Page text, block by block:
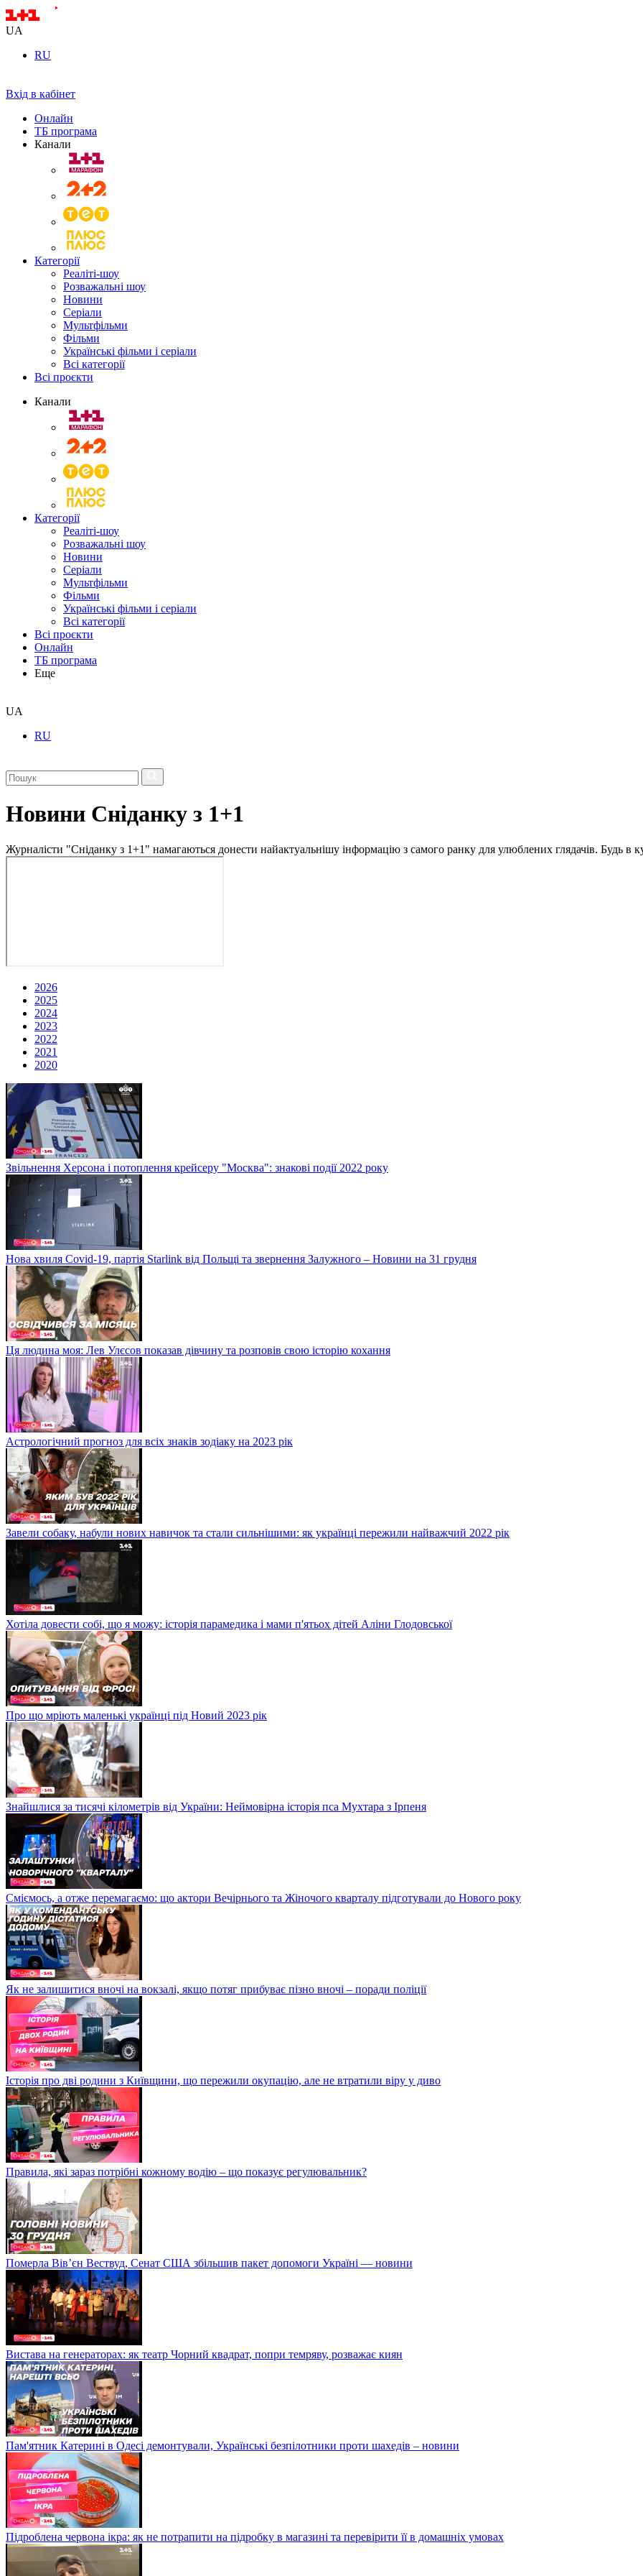
UA
RU
Вхід в кабінет
Онлайн
ТБ програма
Канали
Категорії
Реаліті-шоу
Розважальні шоу
Новини
Серіали
Мультфільми
Фільми
Українські фільми і серіали
Всі категорії
Всі проєкти
Канали
Категорії
Реаліті-шоу
Розважальні шоу
Новини
Серіали
Мультфільми
Фільми
Українські фільми і серіали
Всі категорії
Всі проєкти
Онлайн
ТБ програма
Еще
UA
RU
Новини Сніданку з 1+1
Журналісти "Сніданку з 1+1" намагаються донести найактуальнішу інформацію з самого ранку для улюблених глядачів. Будь в
2026
2025
2024
2023
2022
2021
2020
Звільнення Херсона і потоплення крейсеру "Москва": знакові події 2022 року
Нова хвиля Covid-19, партія Starlink від Польщі та звернення Залужного – Новини на 31 грудня
Ця людина моя: Лев Улєсов показав дівчину та розповів свою історію кохання
Астрологічний прогноз для всіх знаків зодіаку на 2023 рік
Завели собаку, набули нових навичок та стали сильнішими: як українці пережили найважчий 2022 рік
Хотіла довести собі, що я можу: історія парамедика і мами п'ятьох дітей Аліни Глодовської
Про що мріють маленькі українці під Новий 2023 рік
Знайшлися за тисячі кілометрів від України: Неймовірна історія пса Мухтара з Ірпеня
Сміємось, а отже перемагаємо: що актори Вечірнього та Жіночого кварталу підготували до Нового року
Як не залишитися вночі на вокзалі, якщо потяг прибуває пізно вночі – поради поліції
Історія про дві родини з Київщини, що пережили окупацію, але не втратили віру у диво
Правила, які зараз потрібні кожному водію – що показує регулювальник?
Померла Вівʼєн Вествуд, Сенат США збільшив пакет допомоги Україні — новини
Вистава на генераторах: як театр Чорний квадрат, попри темряву, розважає киян
Пам'ятник Катерині в Одесі демонтували, Українські безпілотники проти шахедів – новини
Підроблена червона ікра: як не потрапити на підробку в магазині та перевірити її в домашніх умовах